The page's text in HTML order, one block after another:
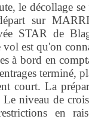
le décollage
sur
STAR de
vol est qu'on
à bord en
terminé,
court. La
niveau de
en